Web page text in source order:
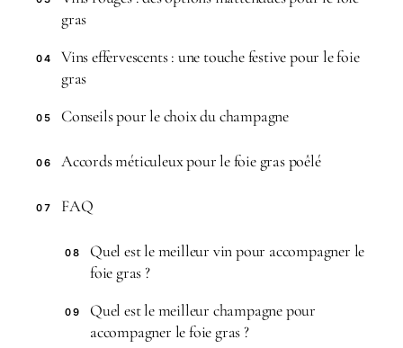
gras
04
Vins effervescents : une touche festive pour le foie
gras
05 Conseils pour le choix du champagne
06 Accords méticuleux pour le foie gras poêlé
07 FAQ
08
Quel est le meilleur vin pour accompagner le
foie gras ?
09
Quel est le meilleur champagne pour
accompagner le foie gras ?